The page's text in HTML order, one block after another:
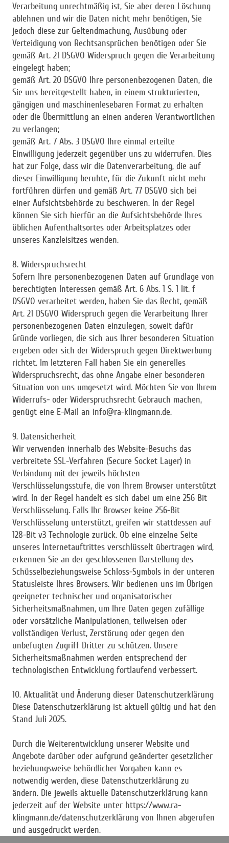
Verarbeitung unrechtmäßig ist, Sie aber deren Löschung
ablehnen und wir die Daten nicht mehr benötigen, Sie
jedoch diese zur Geltendmachung, Ausübung oder
Verteidigung von Rechtsansprüchen benötigen oder Sie
gemäß Art. 21 DSGVO Widerspruch gegen die Verarbeitung
eingelegt haben;
gemäß Art. 20 DSGVO Ihre personenbezogenen Daten, die
Sie uns bereitgestellt haben, in einem strukturierten,
gängigen und maschinenlesebaren Format zu erhalten
oder die Übermittlung an einen anderen Verantwortlichen
zu verlangen;
gemäß Art. 7 Abs. 3 DSGVO Ihre einmal erteilte
Einwilligung jederzeit gegenüber uns zu widerrufen. Dies
hat zur Folge, dass wir die Datenverarbeitung, die auf
dieser Einwilligung beruhte, für die Zukunft nicht mehr
fortführen dürfen und gemäß Art. 77 DSGVO sich bei
einer Aufsichtsbehörde zu beschweren. In der Regel
können Sie sich hierfür an die Aufsichtsbehörde Ihres
üblichen Aufenthaltsortes oder Arbeitsplatzes oder
unseres Kanzleisitzes wenden.
8. Widerspruchsrecht
Sofern Ihre personenbezogenen Daten auf Grundlage von
berechtigten Interessen gemäß Art. 6 Abs. 1 S. 1 lit. f
DSGVO verarbeitet werden, haben Sie das Recht, gemäß
Art. 21 DSGVO Widerspruch gegen die Verarbeitung Ihrer
personenbezogenen Daten einzulegen, soweit dafür
Gründe vorliegen, die sich aus Ihrer besonderen Situation
ergeben oder sich der Widerspruch gegen Direktwerbung
richtet. Im letzteren Fall haben Sie ein generelles
Widerspruchsrecht, das ohne Angabe einer besonderen
Situation von uns umgesetzt wird. Möchten Sie von Ihrem
Widerrufs- oder Widerspruchsrecht Gebrauch machen,
genügt eine E-Mail an info@ra-klingmann.de.
9. Datensicherheit
Wir verwenden innerhalb des Website-Besuchs das
verbreitete SSL-Verfahren (Secure Socket Layer) in
Verbindung mit der jeweils höchsten
Verschlüsselungsstufe, die von Ihrem Browser unterstützt
wird. In der Regel handelt es sich dabei um eine 256 Bit
Verschlüsselung. Falls Ihr Browser keine 256-Bit
Verschlüsselung unterstützt, greifen wir stattdessen auf
128-Bit v3 Technologie zurück. Ob eine einzelne Seite
unseres Internetauftrittes verschlüsselt übertragen wird,
erkennen Sie an der geschlossenen Darstellung des
Schüsselbeziehungsweise Schloss-Symbols in der unteren
Statusleiste Ihres Browsers. Wir bedienen uns im Übrigen
geeigneter technischer und organisatorischer
Sicherheitsmaßnahmen, um Ihre Daten gegen zufällige
oder vorsätzliche Manipulationen, teilweisen oder
vollständigen Verlust, Zerstörung oder gegen den
unbefugten Zugriff Dritter zu schützen. Unsere
Sicherheitsmaßnahmen werden entsprechend der
technologischen Entwicklung fortlaufend verbessert.
10. Aktualität und Änderung dieser Datenschutzerklärung
Diese Datenschutzerklärung ist aktuell gültig und hat den
Stand Juli 2025.
Durch die Weiterentwicklung unserer Website und
Angebote darüber oder aufgrund geänderter gesetzlicher
beziehungsweise behördlicher Vorgaben kann es
notwendig werden, diese Datenschutzerklärung zu
ändern. Die jeweils aktuelle Datenschutzerklärung kann
jederzeit auf der Website unter https://www.ra-
klingmann.de/datenschutzerklärung von Ihnen abgerufen
und ausgedruckt werden.